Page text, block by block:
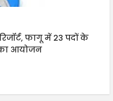
फागू में 23 पदों के
आयोजन